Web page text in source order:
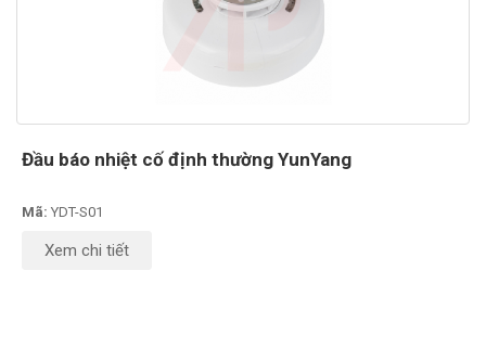
Đầu báo nhiệt cố định thường YunYang
Mã: YDT-S01
Xem chi tiết